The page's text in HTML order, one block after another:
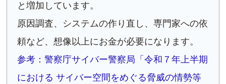
と増加しています。
原因調査、システムの作り直し、専門家への依
頼など、想像以上にお金が必要になります。
参考：警察庁サイバー警察局「令和７年上半期
における サイバー空間をめぐる脅威の情勢等